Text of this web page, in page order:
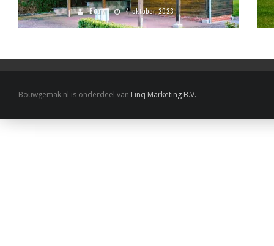
Bouw 4 oktober 2023
Bouwgemak.nl is onderdeel van Linq Marketing B.V.